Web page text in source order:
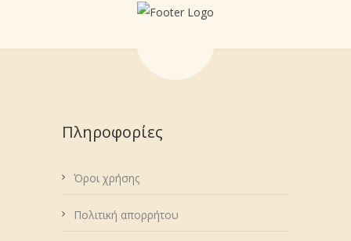
Πληροφορίες
Όροι χρήσης
Πολιτική απορρήτου